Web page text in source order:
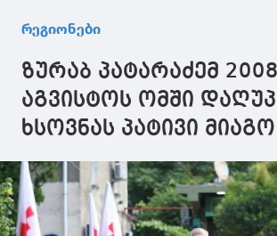
რეგიონები
ზურაბ პატარაძემ
აგვისტოს ომში
ხსოვნას პატივი მიაგო